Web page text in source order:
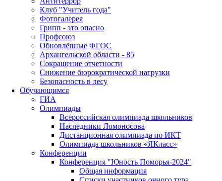
Клуб "Учитель года"
Фотогалерея
Грипп - это опасно
Профсоюз
Обновлённые ФГОС
Архангельской области - 85
Сокращение отчетности
Снижение бюрократической нагрузки
Безопасность в лесу
Обучающимся
ГИА
Олимпиады
Всероссийская олимпиада школьников
Наследники Ломоносова
Дистанционная олимпиада по ИКТ
Олимпиада школьников «ЯКласс»
Конференции
Конференция "Юность Поморья-2024"
Общая информация